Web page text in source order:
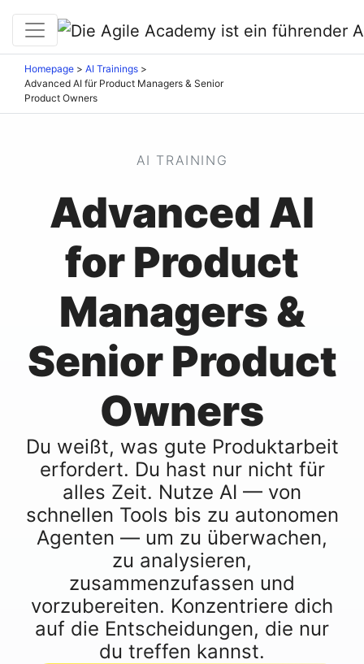
Homepage > AI Trainings >
Advanced AI für Product Managers & Senior
Product Owners
AI TRAINING
Advanced AI
for Product
Managers &
Senior Product
Owners
Du weißt, was gute Produktarbeit
erfordert. Du hast nur nicht für
alles Zeit. Nutze AI — von
schnellen Tools bis zu autonomen
Agenten — um zu überwachen,
zu analysieren,
zusammenzufassen und
vorzubereiten. Konzentriere dich
auf die Entscheidungen, die nur
du treffen kannst.